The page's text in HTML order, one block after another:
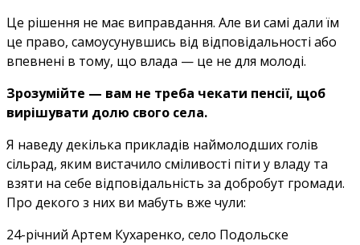
Це рішення не має виправдання. Але ви самі дали їм
це право, самоусунувшись від відповідальності або
впевнені в тому, що влада — це не для молоді.
Зрозумійте — вам не треба чекати пенсії, щоб
вирішувати долю свого села.
Я наведу декілька прикладів наймолодших голів
сільрад, яким вистачило сміливості піти у владу та
взяти на себе відповідальність за добробут громади.
Про декого з них ви мабуть вже чули:
24-річний Артем Кухаренко, село Подольске